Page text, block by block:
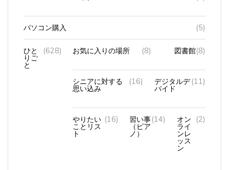
パソコン購入 (5)
りご
と
(628) お気に入りの場所 (8) 図書館 (8)
シニアに対する
思い込み
(16) デジタルデ
バイド
(11)
やりたい
ことリス
ト
(16) 習い事
（ピア
ノ）
(14)
ライ
ンレ
ッス
ン
(2)